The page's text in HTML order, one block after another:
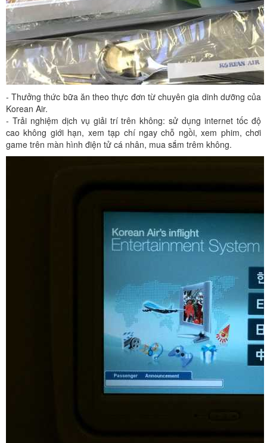
- Thưởng thức bữa ăn theo thực đơn từ chuyên gia dinh dưỡng của
Korean Air.
- Trải nghiệm dịch vụ giải trí trên không: sử dụng internet tốc độ
cao không giới hạn, xem tạp chí ngay chỗ ngồi, xem phim, chơi
game trên màn hình điện tử cá nhân, mua sắm trêm không.